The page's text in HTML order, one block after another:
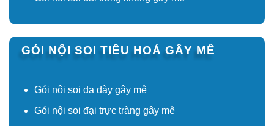
GÓI NỘI SOI TIÊU HOÁ GÂY MÊ
Gói nội soi dạ dày gây mê
Gói nội soi đại trực tràng gây mê